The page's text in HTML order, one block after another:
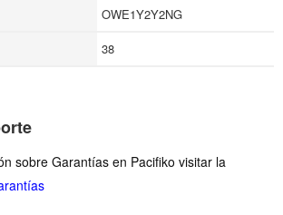
OWE1Y2Y2NG
38
sobre Garantías en Pacifiko visitar la